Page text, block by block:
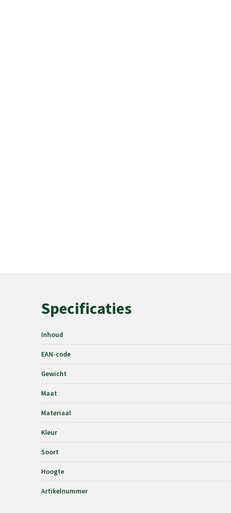
Specificaties
Inhoud
EAN-code
Gewicht
Maat
Materiaal
Kleur
Soort
Hoogte
Artikelnummer